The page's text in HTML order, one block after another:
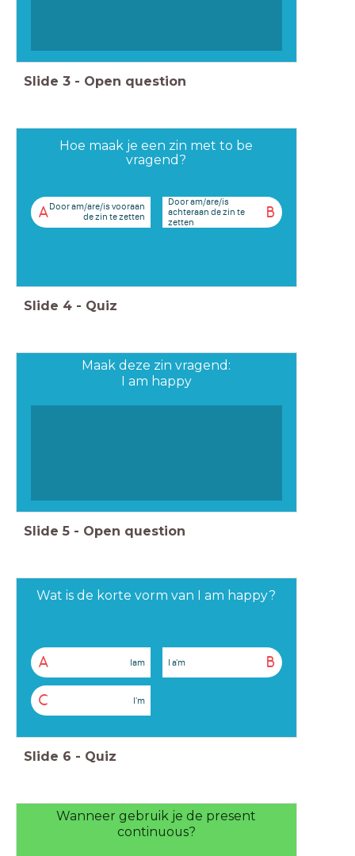
Slide 3 - Open question
Hoe maak je een zin met to be
vragend?
ADoor am/are/is vooraan
de zin te zetten
B
Door am/are/is
achteraan de zin te
zetten
Slide 4 - Quiz
Maak deze zin vragend:
I am happy
Slide 5 - Open question
Wat is de korte vorm van I am happy?
A Iam B
I a'm
C I'm
Slide 6 - Quiz
Wanneer gebruik je de present
continuous?